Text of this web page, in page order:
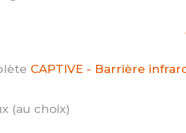
CAPTIVE - Barrière
(au choix)